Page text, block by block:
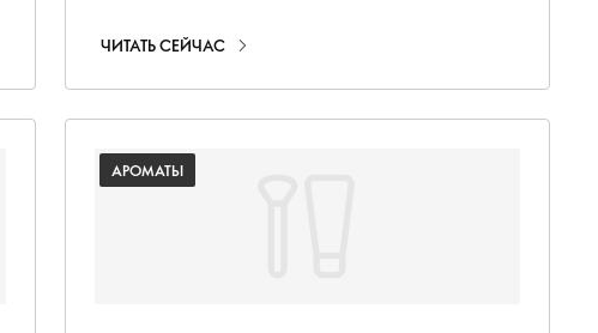
например, teenager ck One?) Благодаря своей
рассказать, какие духи на вас.
ЧИТАТЬ СЕЙЧАС
АРОМАТЫ